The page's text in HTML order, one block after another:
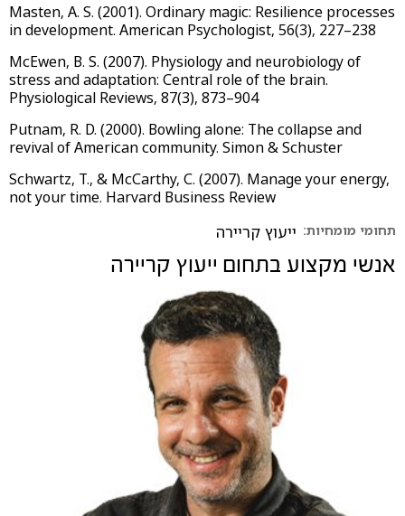
Masten, A. S. (2001). Ordinary magic: Resilience processes
in development. American Psychologist, 56(3), 227–238
McEwen, B. S. (2007). Physiology and neurobiology of
stress and adaptation: Central role of the brain.
Physiological Reviews, 87(3), 873–904
Putnam, R. D. (2000). Bowling alone: The collapse and
revival of American community. Simon & Schuster
Schwartz, T., & McCarthy, C. (2007). Manage your energy,
not your time. Harvard Business Review
תחומי מומחיות: ייעוץ קריירה
אנשי מקצוע בתחום ייעוץ קריירה